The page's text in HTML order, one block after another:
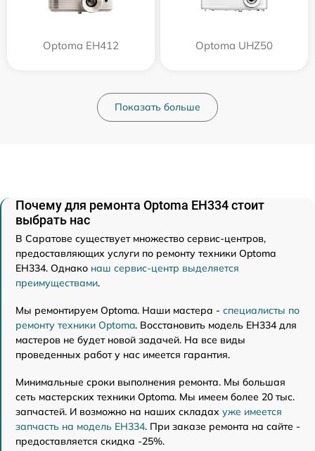
Optoma EH412 Optoma UHZ50
Показать больше
Почему для ремонта Optoma EH334 стоит
выбрать нас
В Саратове существует множество сервис-центров,
предоставляющих услуги по ремонту техники Optoma
EH334. Однако наш сервис-центр выделяется
преимуществами.
Мы ремонтируем Optoma. Наши мастера - специалисты по
ремонту техники Optoma. Восстановить модель EH334 для
мастеров не будет новой задачей. На все виды
проведенных работ у нас имеется гарантия.
Минимальные сроки выполнения ремонта. Мы большая
сеть мастерских техники Optoma. Мы имеем более 20 тыс.
запчастей. И возможно на наших складах уже имеется
запчасть на модель EH334. При заказе ремонта на сайте -
предоставляется скидка -25%.